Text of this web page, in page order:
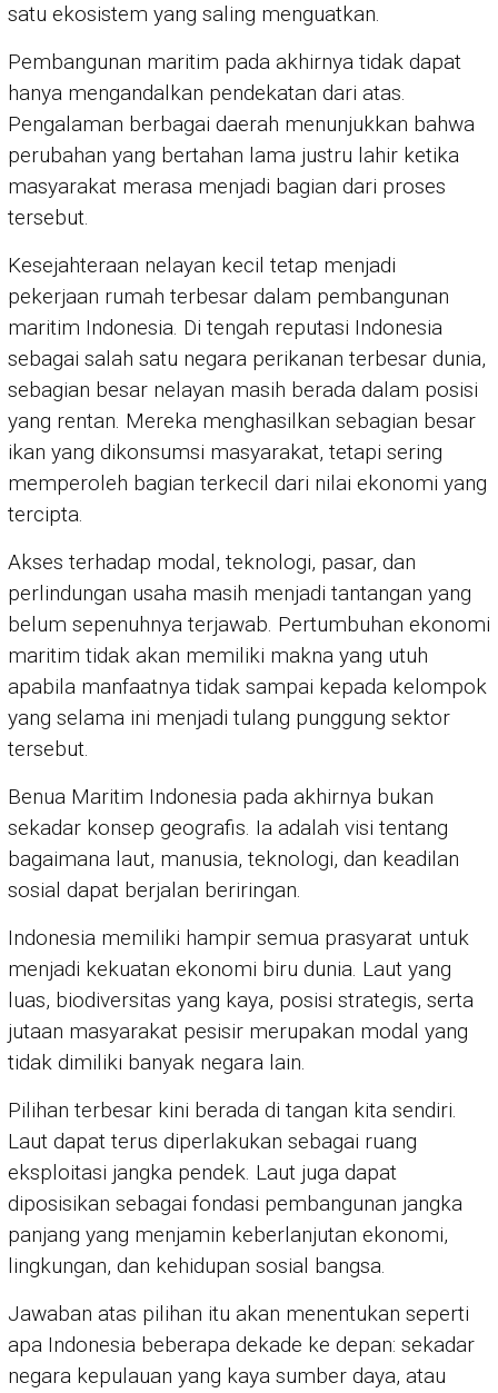
satu ekosistem yang saling menguatkan.
Pembangunan maritim pada akhirnya tidak dapat
hanya mengandalkan pendekatan dari atas.
Pengalaman berbagai daerah menunjukkan bahwa
perubahan yang bertahan lama justru lahir ketika
masyarakat merasa menjadi bagian dari proses
tersebut.
Kesejahteraan nelayan kecil tetap menjadi
pekerjaan rumah terbesar dalam pembangunan
maritim Indonesia. Di tengah reputasi Indonesia
sebagai salah satu negara perikanan terbesar dunia,
sebagian besar nelayan masih berada dalam posisi
yang rentan. Mereka menghasilkan sebagian besar
ikan yang dikonsumsi masyarakat, tetapi sering
memperoleh bagian terkecil dari nilai ekonomi yang
tercipta.
Akses terhadap modal, teknologi, pasar, dan
perlindungan usaha masih menjadi tantangan yang
belum sepenuhnya terjawab. Pertumbuhan ekonomi
maritim tidak akan memiliki makna yang utuh
apabila manfaatnya tidak sampai kepada kelompok
yang selama ini menjadi tulang punggung sektor
tersebut.
Benua Maritim Indonesia pada akhirnya bukan
sekadar konsep geografis. Ia adalah visi tentang
bagaimana laut, manusia, teknologi, dan keadilan
sosial dapat berjalan beriringan.
Indonesia memiliki hampir semua prasyarat untuk
menjadi kekuatan ekonomi biru dunia. Laut yang
luas, biodiversitas yang kaya, posisi strategis, serta
jutaan masyarakat pesisir merupakan modal yang
tidak dimiliki banyak negara lain.
Pilihan terbesar kini berada di tangan kita sendiri.
Laut dapat terus diperlakukan sebagai ruang
eksploitasi jangka pendek. Laut juga dapat
diposisikan sebagai fondasi pembangunan jangka
panjang yang menjamin keberlanjutan ekonomi,
lingkungan, dan kehidupan sosial bangsa.
Jawaban atas pilihan itu akan menentukan seperti
apa Indonesia beberapa dekade ke depan: sekadar
negara kepulauan yang kaya sumber daya, atau